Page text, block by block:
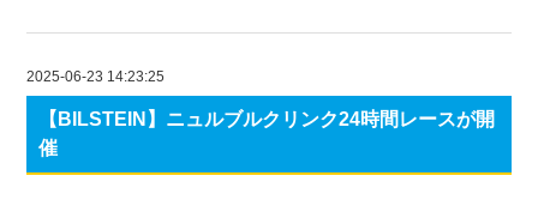
2025-06-23 14:23:25
【BILSTEIN】ニュルブルクリンク24時間レースが開
催